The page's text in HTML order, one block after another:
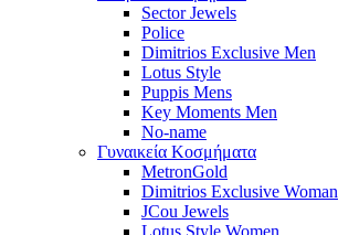
Sector Jewels
Police
Dimitrios Exclusive Men
Lotus Style
Puppis Mens
Key Moments Men
No-name
Γυναικεία Κοσμήματα
MetronGold
Dimitrios Exclusive Woman
JCou Jewels
Lotus Style Women